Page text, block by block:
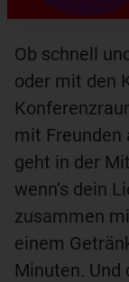
Ob schnell
oder mit den
mit Freunden
geht in der
wenn’s dein
zusammen
einem
Minuten. Und